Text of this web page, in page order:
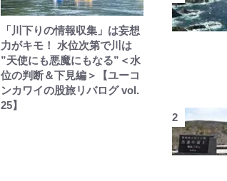
「川下りの情報収集」は妄想
力がキモ！ 水位次第で川は
”天使にも悪魔にもなる”＜水
位の判断＆下見編＞【ユーコ
ンカワイの股旅リバログ vol.
25】